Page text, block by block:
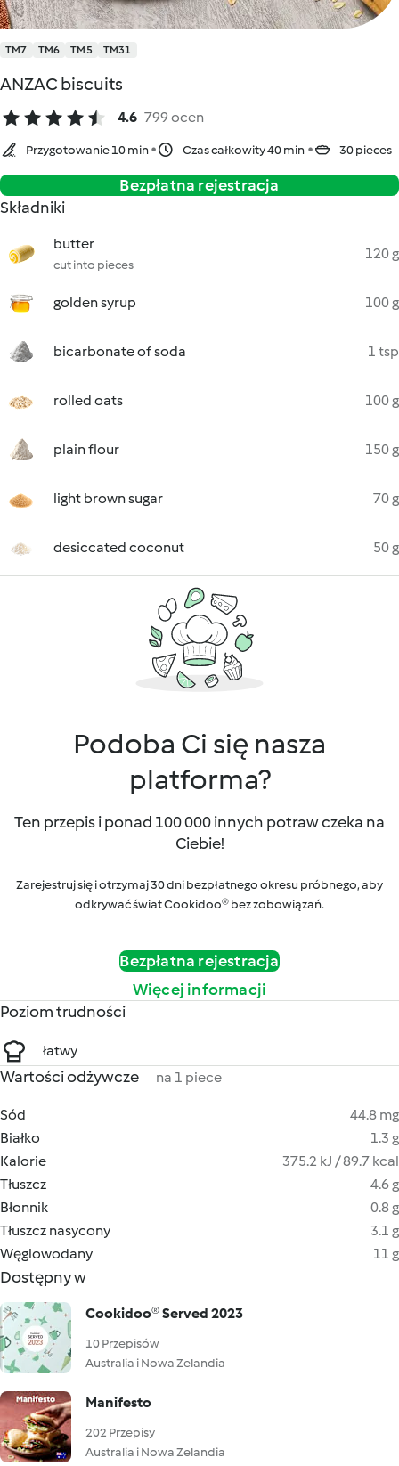
TM7 TM6 TM5 TM31
ANZAC biscuits
4.6 799 ocen
Przygotowanie 10 min Czas całkowity 40 min 30 pieces
Bezpłatna rejestracja
Składniki
butter
cut into pieces
120 g
golden syrup 100 g
bicarbonate of soda 1 tsp
rolled oats 100 g
plain flour 150 g
light brown sugar 70 g
desiccated coconut 50 g
Podoba Ci się nasza
platforma?
Ten przepis i ponad 100 000 innych potraw czeka na
Ciebie!
Zarejestruj się i otrzymaj 30 dni bezpłatnego okresu próbnego, aby
odkrywać świat Cookidoo® bez zobowiązań.
Bezpłatna rejestracja
Więcej informacji
Poziom trudności
łatwy
Wartości odżywcze na 1 piece
Sód
44.8 mg
Białko
1.3 g
Kalorie
375.2 kJ / 89.7 kcal
Tłuszcz
4.6 g
Błonnik
0.8 g
Tłuszcz nasycony
3.1 g
Węglowodany
11 g
Dostępny w
Cookidoo® Served 2023
10 Przepisów
Australia i Nowa Zelandia
Manifesto
202 Przepisy
Australia i Nowa Zelandia